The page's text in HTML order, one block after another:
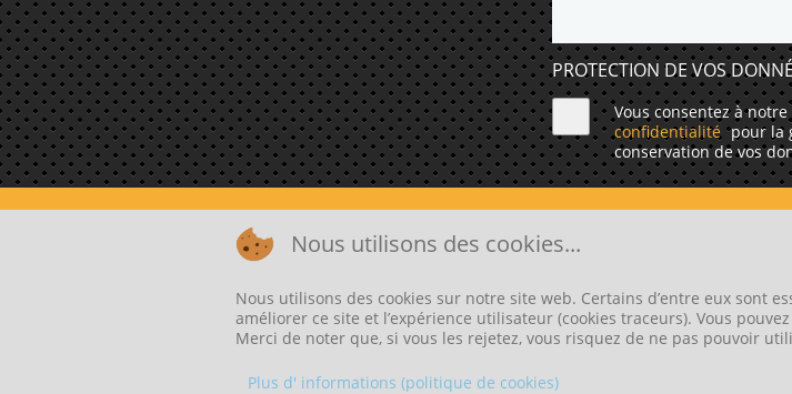
PROTECTION DE VOS
Vous consentez à notre
confidentialité pour la
conservation de vos
©2026 CRÉATION DU SITE INTERNET À LA RIVIÈRE-
Nous utilisons des cookies...
Nous utilisons des cookies sur notre site web. Certains d’entre eux sont
améliorer ce site et l’expérience utilisateur (cookies traceurs). Vous
Merci de noter que, si vous les rejetez, vous risquez de ne pas pouvoir
Plus d' informations (politique de cookies)